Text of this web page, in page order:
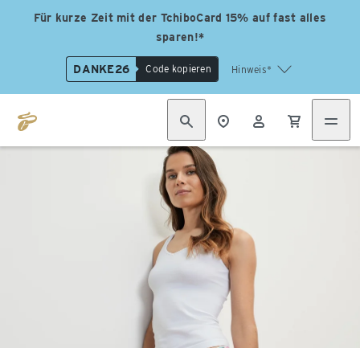
Für kurze Zeit mit der TchiboCard 15% auf fast alles
sparen!*
DANKE26 Code kopieren Hinweis*